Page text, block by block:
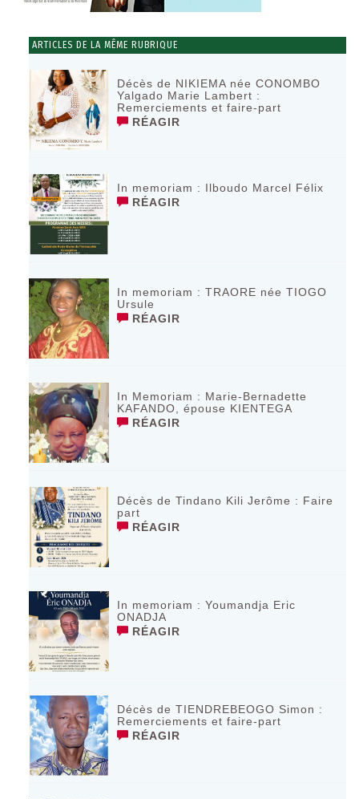
ARTICLES DE LA MÊME RUBRIQUE
Décès de NIKIEMA née CONOMBO
Yalgado Marie Lambert :
Remerciements et faire-part
RÉAGIR
In memoriam : Ilboudo Marcel Félix
RÉAGIR
In memoriam : TRAORE née TIOGO
Ursule
RÉAGIR
In Memoriam : Marie-Bernadette
KAFANDO, épouse KIENTEGA
RÉAGIR
Décès de Tindano Kili Jerôme : Faire
part
RÉAGIR
In memoriam : Youmandja Eric
ONADJA
RÉAGIR
Décès de TIENDREBEOGO Simon :
Remerciements et faire-part
RÉAGIR